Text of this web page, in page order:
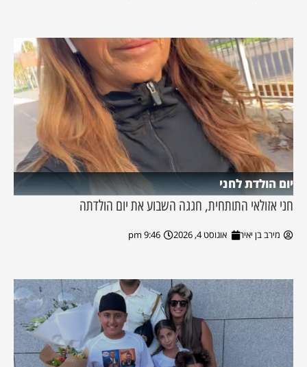
יום הולדת לחני
חני אזולאי התותחית, חגגה השבוע את יום הולדתה
מירב בן יאיר אוגוסט 4, 2026 9:46 pm